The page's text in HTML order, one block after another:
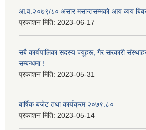
आ.व.२०७९/८० असार मसान्तसम्मको आय व्यय
प्रकाशन मिति: 2023-06-17
सबै कार्यपालिका सदस्य ज्यूहरू, गैर सरकारी
सम्बन्धमा !
प्रकाशन मिति: 2023-05-31
बार्षिक बजेट तथा कार्यक्रम २०७९.८०
प्रकाशन मिति: 2023-05-14